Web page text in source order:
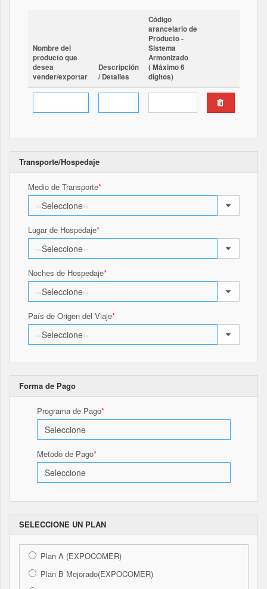
Nombre del
producto que
desea
vender/exportar
Descripción
/ Detalles
Código
arancelario de
Producto -
Sistema
Armonizado
( Máximo 6
dígitos)
Transporte/Hospedaje
Medio de Transporte
Lugar de Hospedaje
Noches de Hospedaje
País de Origen del Viaje
Forma de Pago
Programa de Pago
Metodo de Pago
SELECCIONE UN PLAN
Plan A (EXPOCOMER)
Plan B Mejorado(EXPOCOMER)